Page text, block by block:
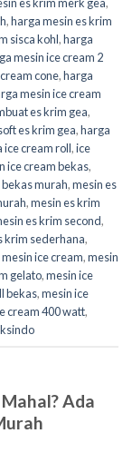
es krim merk gea,
,harga mesin es krim
sisca kohl,harga
mesin ice cream 2
cone,harga
mesin ice cream
es krim gea,
es krim gea,harga
ice cream roll,ice
ice cream bekas,
murah,mesin es
,mesin es krim
es krim second,
krim sederhana,
mesin ice cream,mesin
gelato,mesin ice
bekas,mesin ice
cream 400 watt,
Ada